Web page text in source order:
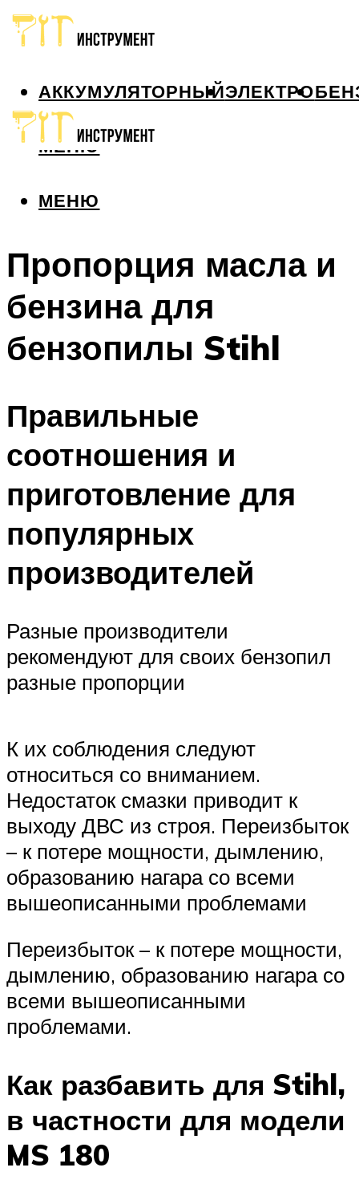
АККУМУЛЯТОРНЫЙЭЛЕКТРО
МЕНЮ
МЕНЮ
Пропорция масла и
бензина для
бензопилы Stihl
Правильные
соотношения и
приготовление для
популярных
производителей
Разные производители
рекомендуют для своих бензопил
разные пропорции
К их соблюдения следуют
относиться со вниманием.
Недостаток смазки приводит к
выходу ДВС из строя. Переизбыток
– к потере мощности, дымлению,
образованию нагара со всеми
вышеописанными проблемами
Переизбыток – к потере мощности,
дымлению, образованию нагара со
всеми вышеописанными
проблемами.
Как разбавить для Stihl,
в частности для модели
MS 180